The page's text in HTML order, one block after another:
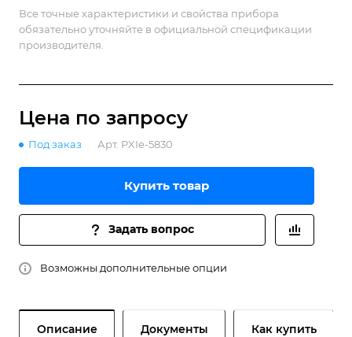
Все точные характеристики и свойства прибора
обязательно уточняйте в официальной спецификации
производителя.
Цена по запросу
Под заказ Арт. PXIe-5830
Купить товар
Задать вопрос
Возможны дополнительные опции
Описание Документы Как купить